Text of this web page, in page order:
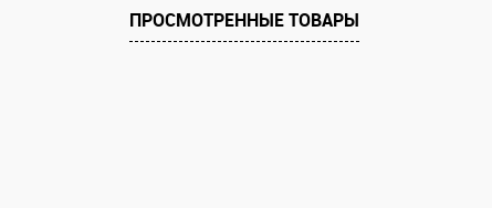
ПРОСМОТРЕННЫЕ ТОВАРЫ